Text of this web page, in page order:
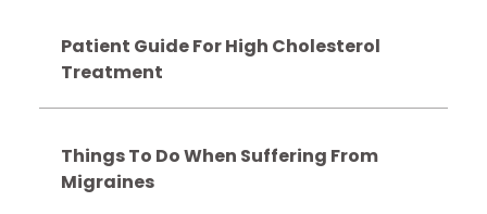
Patient Guide For High Cholesterol
Treatment
Things To Do When Suffering From
Migraines